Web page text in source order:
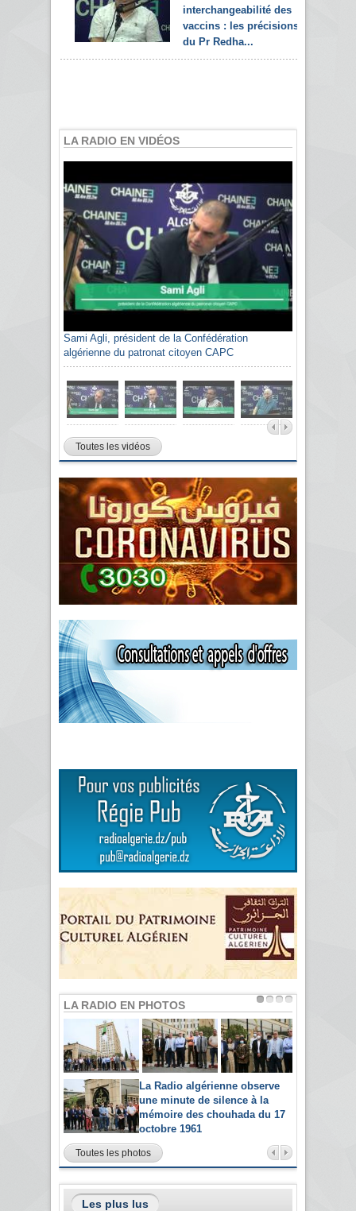
interchangeabilité des
vaccins : les précisions
du Pr Redha...
LA RADIO EN VIDÉOS
Sami Agli, président de la Confédération
algérienne du patronat citoyen CAPC
Toutes les vidéos
LA RADIO EN PHOTOS
La Radio algérienne observe
une minute de silence à la
mémoire des chouhada du 17
octobre 1961
Toutes les photos
Les plus lus